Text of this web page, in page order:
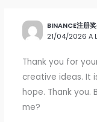
BINANCE注册
21/04/2026 A
Thank you for
creative ideas. It
hope. Thank you.
me?